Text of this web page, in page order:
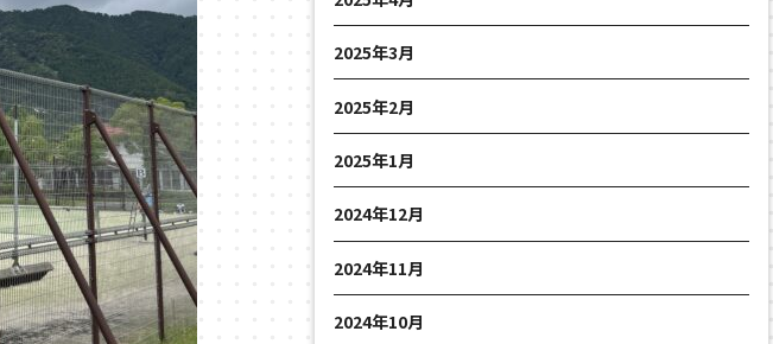
2025年3月
2025年2月
2025年1月
2024年12月
2024年11月
2024年10月